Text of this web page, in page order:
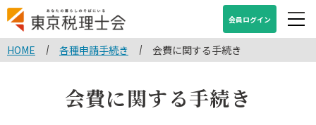
会員ログイン
HOME 各種申請手続き 会費に関する手続き
会費に関する手続き